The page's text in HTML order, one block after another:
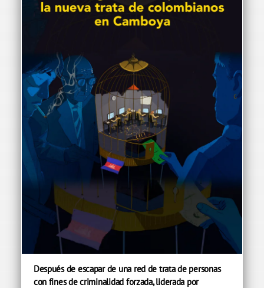
Después de escapar de una red de trata de personas
con fines de criminalidad forzada, liderada por